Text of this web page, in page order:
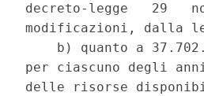
decreto-legge   29
modificazioni, dalla
b) quanto a
per ciascuno degli
delle risorse